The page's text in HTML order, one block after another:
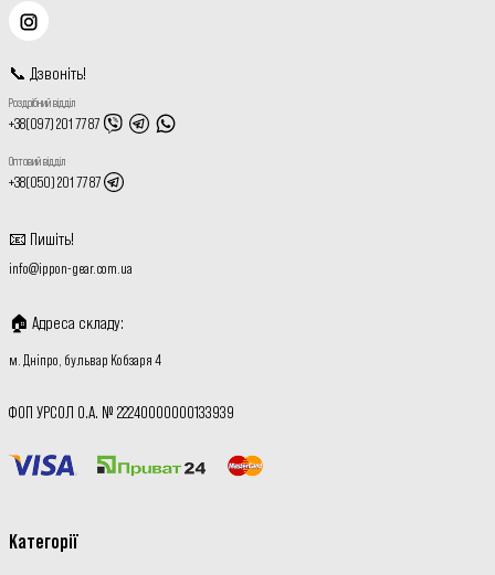
📞 Дзвоніть!
Роздрібний відділ
+38(097) 201 77 87
Оптовий відділ
+38(050) 201 77 87
📧 Пишіть!
info@ippon-gear.com.ua
🏠 Адреса складу:
м. Дніпро, бульвар Кобзаря 4
ФОП УРСОЛ О.А. № 22240000000133939
Категорії